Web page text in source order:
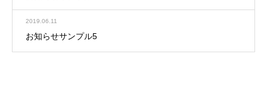
2019.06.11
お知らせサンプル5